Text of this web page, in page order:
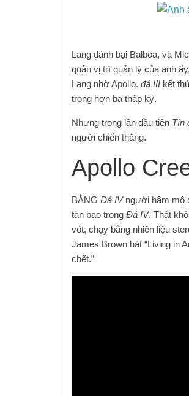
Lang đánh bại Balboa, và
quản vị trí quản lý của anh
Lang nhờ Apollo. đá III kết
trong hơn ba thập kỷ.
Nhưng trong lần đầu tiên Tín
người chiến thắng.
Apollo
BẰNG Đá IV người hâm mộ
tàn bạo trong Đá IV. Thật
vót, chạy bằng nhiên liệu
James Brown hát “Living in
chết.”